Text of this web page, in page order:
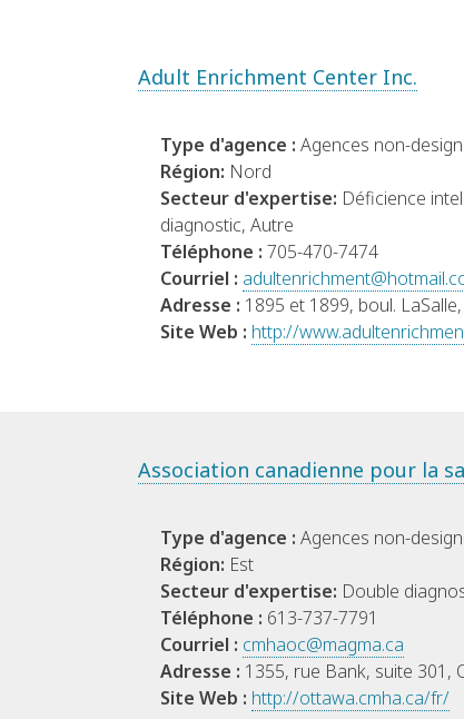
Adult Enrichment Center Inc.
Type d'agence : Agences non-
Région: Nord
Secteur d'expertise: Déficience
diagnostic, Autre
Téléphone : 705-470-7474
Courriel :
Adresse : 1895 et 1899, boul.
Site Web : http://
Association canadienne pour la
Type d'agence : Agences non-
Région: Est
Secteur d'expertise: Double
Téléphone : 613-737-7791
Courriel : cmhaoc@magma.ca
Adresse : 1355, rue Bank, suite 301,
Site Web : http://ottawa.cmha.ca/fr/